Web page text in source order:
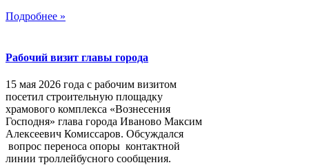
Подробнее »
Рабочий визит главы города
15 мая 2026 года с рабочим визитом
посетил строительную площадку
храмового комплекса «Вознесения
Господня» глава города Иваново Максим
Алексеевич Комиссаров. Обсуждался
вопрос переноса опоры контактной
линии троллейбусного сообщения.